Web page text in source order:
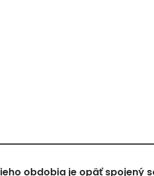
obdobia je opäť spojený